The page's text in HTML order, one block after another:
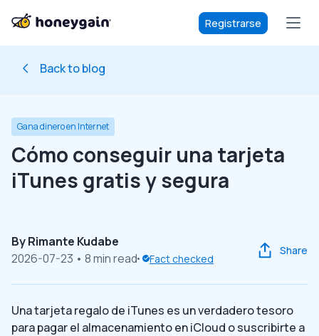
Registrarse
Back to blog
Gana dinero en Internet
Cómo conseguir una tarjeta
iTunes gratis y segura
ByRimante Kudabe
2026-07-23 • 8 min read Fact checked
Share
Una tarjeta regalo de iTunes es un verdadero tesoro
para pagar el almacenamiento en iCloud o suscribirte a